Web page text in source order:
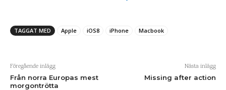
TAGGAT MED Apple iOS8 iPhone Macbook
Föregående inlägg
Från norra Europas mest
morgontrötta
Nästa inlägg
Missing after action